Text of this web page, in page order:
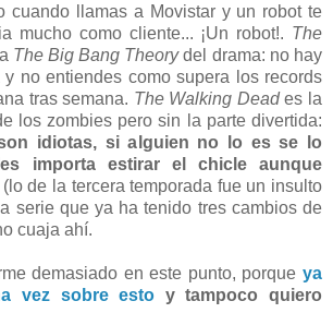
cuando llamas a Movistar y un robot te
mucho como cliente... ¡Un robot!. The
The Big Bang Theorydel drama: no hay
no entiendes como supera los records
tras semana. The Walking Deades la
los zombies pero sin la parte divertida:
idiotas, si alguien no lo es se lo
importa estirar el chicle aunque
(lo de la tercera temporada fue un insulto
serie que ya ha tenido tres cambios de
cuaja ahí.
demasiado en este punto, porque ya
vez sobre esto y tampoco quiero